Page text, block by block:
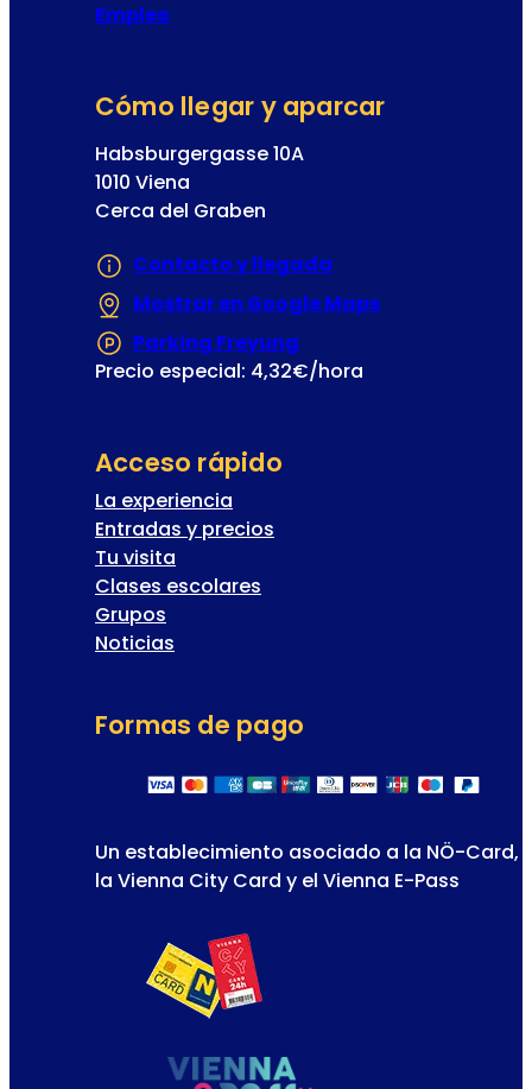
Empleo
Cómo llegar y aparcar
Habsburgergasse 10A
1010 Viena
Cerca del Graben
Contacto y llegada
Mostrar en Google Maps
Parking Freyung
Precio especial: 4,32€/hora
Acceso rápido
La experiencia
Entradas y precios
Tu visita
Clases escolares
Grupos
Noticias
Formas de pago
Un establecimiento asociado a la NÖ-Card,
la Vienna City Card y el Vienna E-Pass